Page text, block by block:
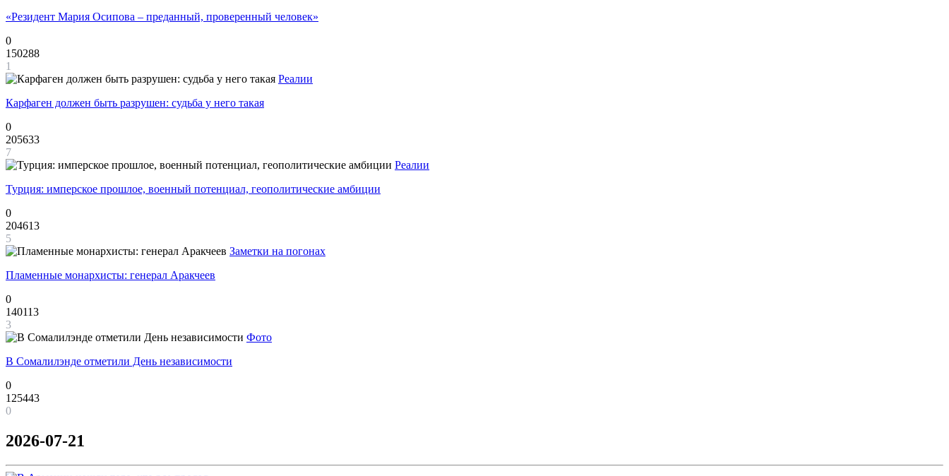
«Резидент Мария Осипова – преданный, проверенный человек»
0
150288
1
Реалии
Карфаген должен быть разрушен: судьба у него такая
0
205633
7
Реалии
Турция: имперское прошлое, военный потенциал, геополитические амбиции
0
204613
5
Заметки на погонах
Пламенные монархисты: генерал Аракчеев
0
140113
3
Фото
В Сомалилэнде отметили День независимости
0
125443
0
2026-07-21